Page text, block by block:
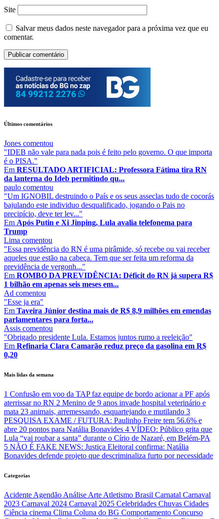
Site
Salvar meus dados neste navegador para a próxima vez que eu
comentar.
Últimos comentários
Jones comentou
"IDEB não vale para nada pois é feito pelo governo. O que importa
é o PISA."
Em RESULTADO ARTIFICIAL: Professora Fátima tira RN
da lanterna do Ideb permitindo qu...
paulo comentou
"Um IGNOBIL destruindo o País e os seus asseclas tudo de cocorás
bajulando este individuo desqualificado, jogando o Pais no
precipício, deve ter lev..."
Em Após Putin e Xi Jinping, Lula avalia telefonema para
Trump
Lima comentou
"Essa previdência do RN é uma pirâmide, só recebe ou vai receber
aqueles que estão na cabeça. Tem que ser feita um reforma da
previdência de vergonh..."
Em ROMBO DA PREVIDÊNCIA: Déficit do RN já supera R$
1 bilhão em apenas seis meses em...
Ad comentou
"Esse ja era"
Em Taveira Júnior destina mais de R$ 8,9 milhões em emendas
parlamentares para forta...
Assis comentou
"Obrigado presidente Lula. Estamos juntos rumo a reeleição"
Em Refinaria Clara Camarão reduz preço da gasolina em R$
0,20
Mais lidas da semana
1 Confusão em voo da TAP faz equipe de bordo acionar a PF após
aterrissar no RN 2 Menino de 9 anos invade hospital veterinário e
mata 23 animais, arremessando, esquartejando e mutilando 3
PESQUISA EXAME / FUTURA: Paulinho Freire tem 56.6% e
abre 20 pontos para Natália Bonavides 4 VÍDEO: Público grita que
Lula “vai roubar a santa” durante o Círio de Nazaré, em Belém-PA
5 NÃO É FAKE NEWS: Justiça Eleitoral confirma: Natália
Bonavides defende projeto que descriminaliza furto por necessidade
Categorias
Acidente Agendão Análise Arte Atletismo Brasil Carnatal Carnaval
2023 Carnaval 2024 Carnaval 2025 Celebridades Chuvas Cidades
Ciência cinema Clima Coluna do BG Comportamento Concurso